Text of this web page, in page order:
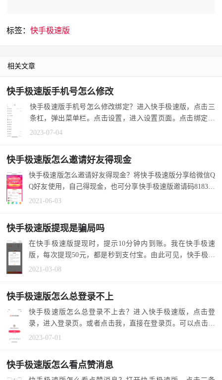
标签：快手极速版
相关文章
快手极速版手机号怎么修改
快手极速版手机号怎么修改绑定？进入快手极速版，点击三
条杠，弹出菜单栏。点击设置，进入设置页面。点击绑定手
机号，弹出框...
2023-07-04
快手极速版怎么邀请好友得现金
快手极速版怎么邀请好友得现金？将快手极速版分享给微信Q
Q好友使用，自己得现金，也可分享快手极速版邀请码818313
249。 1.进...
2021-06-03
快手极速版提现是骗局吗
在快手极速版提现时，提示10分钟内到账。我在快手极速
版，每次提现50元，都是秒到支付宝。由此可见，快手极速
版提现不是骗局...
2021-03-08
快手极速版怎么总登录不上
快手极速版怎么总登录不上去？进入快手极速版，点击登
录，进入登录页。或者点击我，直接在登录页。可以点击一
键登录之前的账...
2023-07-01
快手极速版怎么看点赞消息